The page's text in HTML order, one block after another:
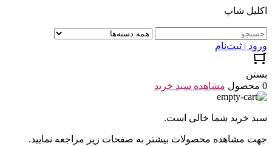
اکلیل شاپ
ورود | ثبت‌نام
بستن
0 محصول
مشاهده سبد خرید
سبد خرید شما خالی است.
جهت مشاهده محصولات بیشتر به صفحات زیر مراجعه نمایید.